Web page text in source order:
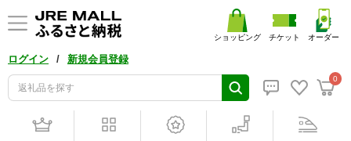
ログイン / 新規会員登録
0
ショッピング チケット オーダー